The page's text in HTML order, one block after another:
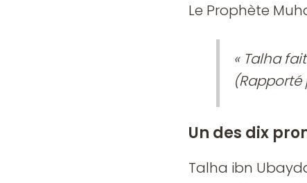
« Talha
Un des dix
Talha ibn